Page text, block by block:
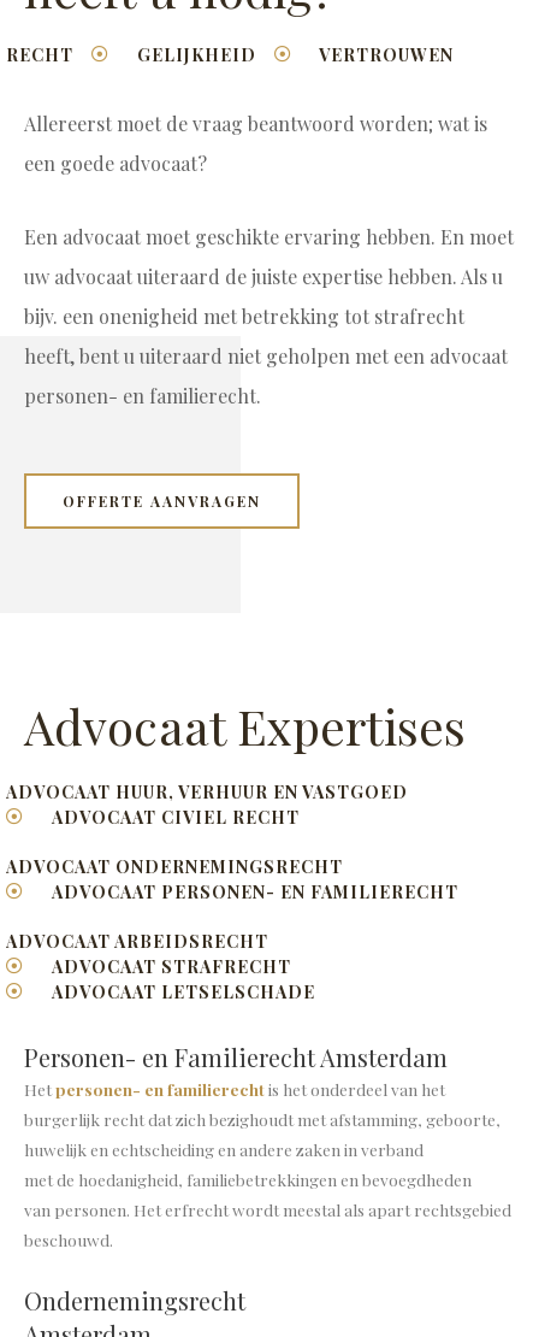
RECHT GELIJKHEID VERTROUWEN
Allereerst moet de vraag beantwoord worden; wat is
een goede advocaat?
Een advocaat moet geschikte ervaring hebben. En moet
uw advocaat uiteraard de juiste expertise hebben. Als u
bijv. een onenigheid met betrekking tot strafrecht
heeft, bent u uiteraard niet geholpen met een advocaat
personen- en familierecht.
OFFERTE AANVRAGEN
Advocaat Expertises
ADVOCAAT HUUR, VERHUUR EN VASTGOED
ADVOCAAT CIVIEL RECHT
ADVOCAAT ONDERNEMINGSRECHT
ADVOCAAT PERSONEN- EN FAMILIERECHT
ADVOCAAT ARBEIDSRECHT
ADVOCAAT STRAFRECHT
ADVOCAAT LETSELSCHADE
Personen- en Familierecht Amsterdam
Hetpersonen- en familierechtis het onderdeel van het
burgerlijk recht dat zich bezighoudt met afstamming, geboorte,
huwelijk en echtscheiding en andere zaken in verband
met de hoedanigheid, familiebetrekkingen en bevoegdheden
van personen. Het erfrecht wordt meestal als apart rechtsgebied
beschouwd.
Ondernemingsrecht